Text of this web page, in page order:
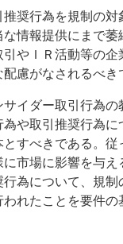
奨行為を規制の対
情報提供にまで萎
やＩＲ活動等の企
慮がなされるべき
イダー取引行為の
為や取引推奨行為
すべきである。従
市場に影響を与え
為について、規制
れたことを要件の